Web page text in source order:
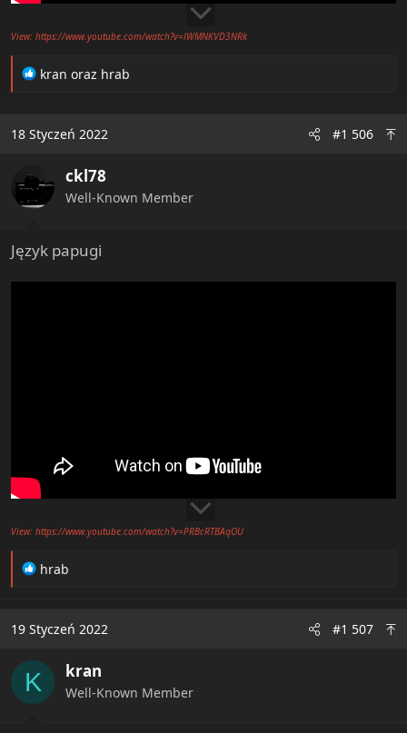
View: https://www.youtube.com/watch?v=lWMNKVD3NRk
R
t
o
s
kran oraz hrab
18 Styczeń 2022 #1 506
ckl78
Well-Known Member
Język papugi
View: https://www.youtube.com/watch?v=PRBcRTBAqOU
R
t
o
n
s
hrab
19 Styczeń 2022 #1 507
K kran
Well-Known Member